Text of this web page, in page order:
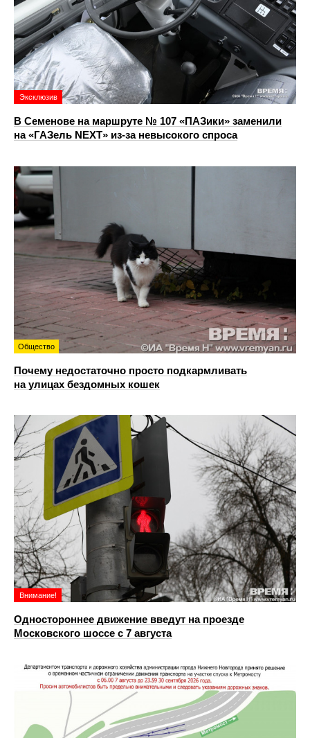
Эксклюзив
В Семенове на маршруте № 107 «ПАЗики» заменили
на «ГАЗель NEXT» из‑за невысокого спроса
Общество
Почему недостаточно просто подкармливать
на улицах бездомных кошек
Внимание!
Одностороннее движение введут на проезде
Московского шоссе с 7 августа